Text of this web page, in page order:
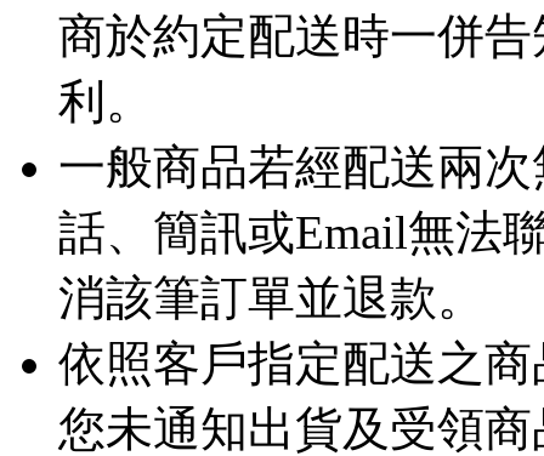
商於約定配送時一併
利。
一般商品若經配送兩
話、簡訊或Email無法
消該筆訂單並退款。
依照客戶指定配送之
您未通知出貨及受領